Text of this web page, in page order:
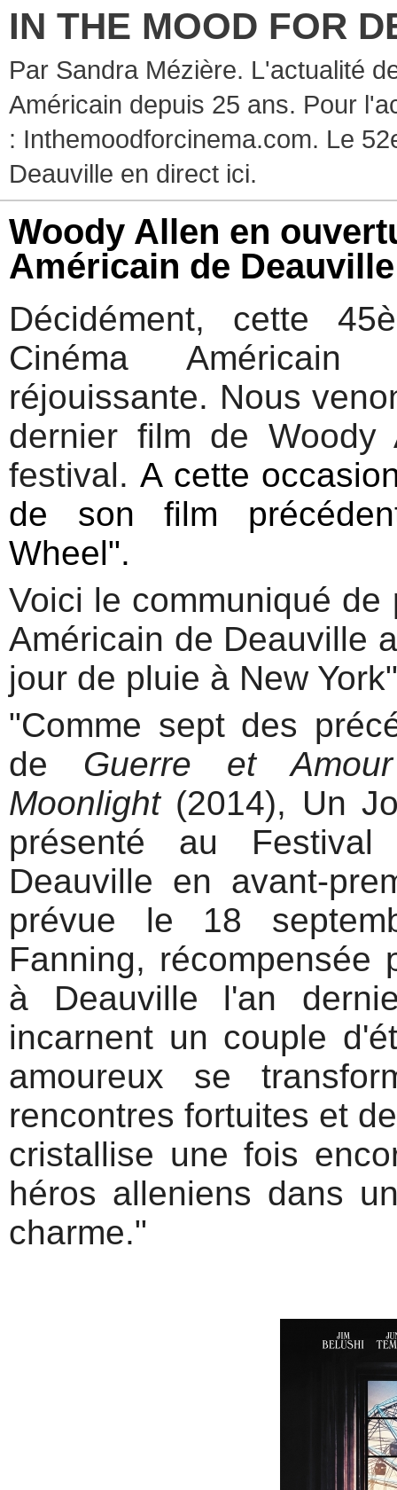
IN THE MOOD FOR
Par Sandra Mézière. L'actualité
Américain depuis 25 ans. Pour
: Inthemoodforcinema.com. Le
Deauville en direct ici.
Woody Allen en
Américain de
Décidément, cette
Cinéma Américain
réjouissante. Nous
dernier film de
festival.A cette
de son film
Wheel".
Voici le communiqué
Américain de Deauville
jour de pluie à New
"Comme sept des
de Guerre et Amour
Moonlight(2014), Un
présenté au
Deauville en avant-
prévue le 18
Fanning, récompensée
à Deauville l'an
incarnent un couple
amoureux se
rencontres fortuites et
cristallise une fois
héros alleniens dans
charme."